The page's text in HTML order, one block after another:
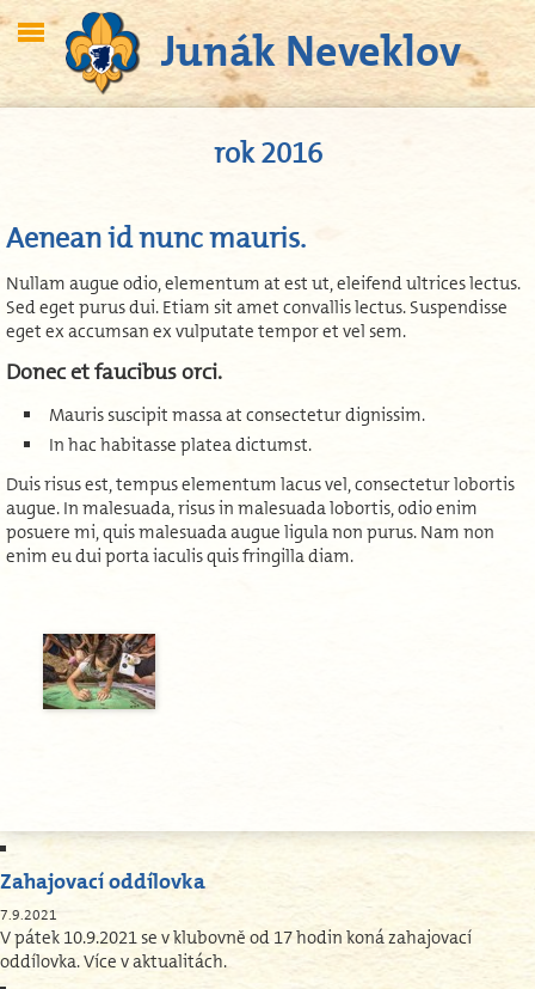
Junák Neveklov
rok 2016
Aenean id nunc mauris.
Nullam augue odio, elementum at est ut, eleifend ultrices lectus.
Sed eget purus dui. Etiam sit amet convallis lectus. Suspendisse
eget ex accumsan ex vulputate tempor et vel sem.
Donec et faucibus orci.
Mauris suscipit massa at consectetur dignissim.
In hac habitasse platea dictumst.
Duis risus est, tempus elementum lacus vel, consectetur lobortis
augue. In malesuada, risus in malesuada lobortis, odio enim
posuere mi, quis malesuada augue ligula non purus. Nam non
enim eu dui porta iaculis quis fringilla diam.
Zahajovací oddílovka
7.9.2021
V pátek 10.9.2021 se v klubovně od 17 hodin koná zahajovací
oddílovka. Více v aktualitách.